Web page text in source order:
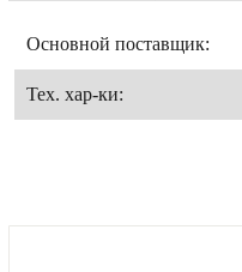
Основной поставщик:
Тех. хар-ки: